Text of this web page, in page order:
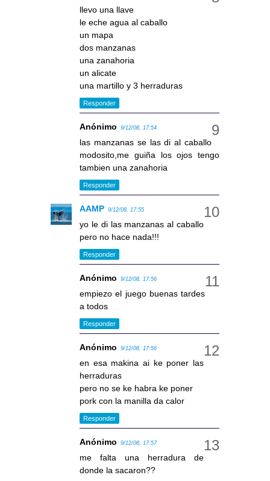
llevo una llave
le eche agua al caballo
un mapa
dos manzanas
una zanahoria
un alicate
una martillo y 3 herraduras
Responder
Anónimo 9/12/08, 17:54
las manzanas se las di al caballo
modosito,me guiña los ojos tengo
tambien una zanahoria
Responder
AAMP 9/12/08, 17:55
yo le di las manzanas al caballo
pero no hace nada!!!
Responder
Anónimo 9/12/08, 17:56
empiezo el juego buenas tardes
a todos
Responder
Anónimo 9/12/08, 17:56
en esa makina ai ke poner las
herraduras
pero no se ke habra ke poner
pork con la manilla da calor
Responder
Anónimo 9/12/08, 17:57
me falta una herradura de
donde la sacaron??